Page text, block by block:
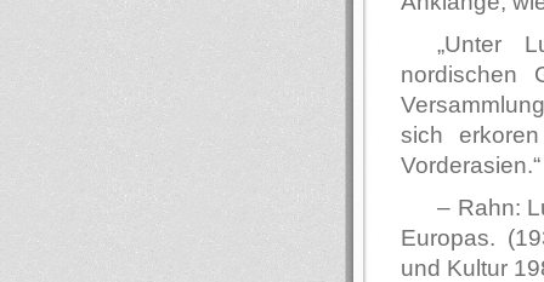
„Unter
nordischen
sich
Vorderasien.“
– Rahn:
Europas.
und Kultur